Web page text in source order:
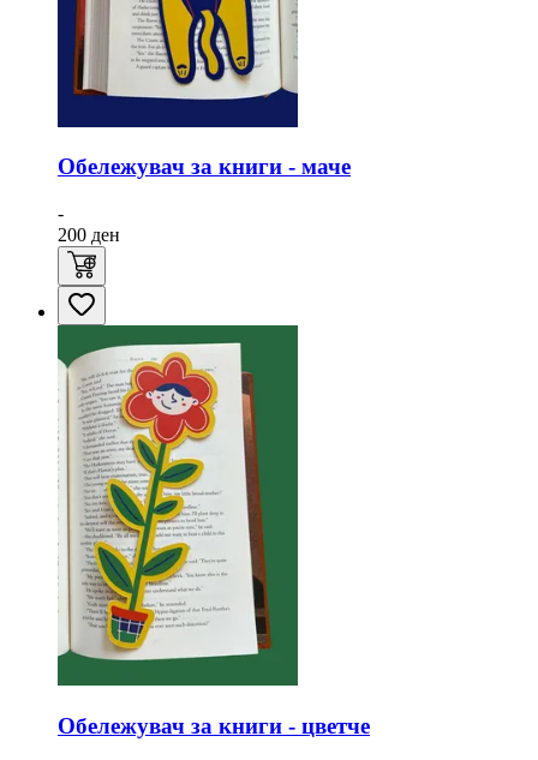
Обележувач за книги - маче
-
200 ден
Обележувач за книги - цветче